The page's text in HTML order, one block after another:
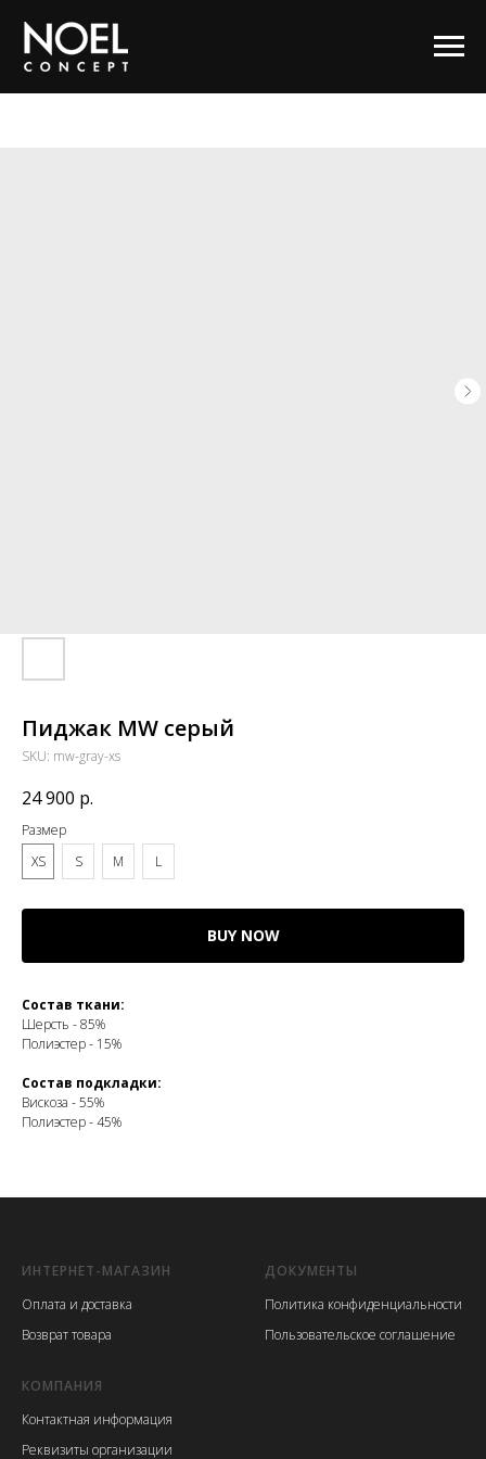
Пиджак MW серый
SKU: mw-gray-xs
24 900 р.
Размер
XS
S M L
BUY NOW
Состав ткани:
Шерсть - 85%
Полиэстер - 15%
Состав подкладки:
Вискоза - 55%
Полиэстер - 45%
ИНТЕРНЕТ-МАГАЗИН
Оплата и доставка
Возврат товара
ДОКУМЕНТЫ
Политика конфиденциальности
Пользовательское соглашение
КОМПАНИЯ
Контактная информация
Реквизиты организации